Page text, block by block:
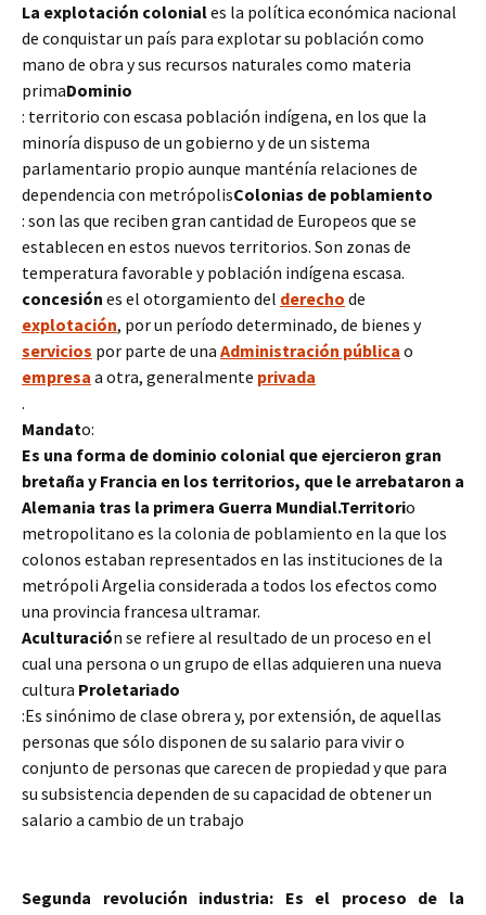
La explotación coloniales la política económica nacional
de conquistar un país para explotar su población como
mano de obra y sus recursos naturales como materia
primaDominio
: territorio con escasa población indígena, en los que la
minoría dispuso de un gobierno y de un sistema
parlamentario propio aunque manténía relaciones de
dependencia con metrópolisColonias de poblamiento
: son las que reciben gran cantidad de Europeos que se
establecen en estos nuevos territorios. Son zonas de
temperatura favorable y población indígena escasa.
concesión es el otorgamiento del derecho de
explotación, por un período determinado, de bienes y
servicios por parte de una Administración pública o
empresa a otra, generalmente privada
.
Mandato:
Es una forma de dominio colonial que ejercieron gran
bretaña y Francia en los territorios, que le arrebataron a
Alemania tras la primera Guerra Mundial.Territorio
metropolitano es la colonia de poblamiento en la que los
colonos estaban representados en las instituciones de la
metrópoli Argelia considerada a todos los efectos como
una provincia francesa ultramar.
Aculturación se refiere al resultado de un proceso en el
cual una persona o un grupo de ellas adquieren una nueva
cultura Proletariado
:Es sinónimo de clase obrera y, por extensión, de aquellas
personas que sólo disponen de su salario para vivir o
conjunto de personas que carecen de propiedad y que para
su subsistencia dependen de su capacidad de obtener un
salario a cambio de un trabajo
Segunda revolución industria: Es el proceso de la